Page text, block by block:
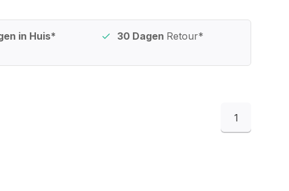
in Huis* 30 Dagen Retour*
1